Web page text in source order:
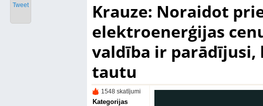
Krauze: Noraidot
elektroenerģijas
valdība ir parādījusi,
tautu
1548 skatījumi
Kategorijas
Tweet